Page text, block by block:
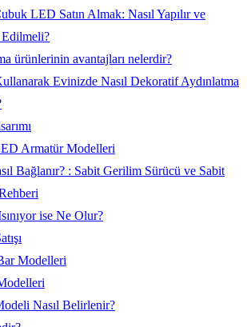
LED Satın Almak: Nasıl Yapılır ve
ürünlerinin avantajları nelerdir?
Evinizde Nasıl Dekoratif Aydınlatma
Armatür Modelleri
Bağlanır? : Sabit Gerilim Sürücü ve Sabit
ise Ne Olur?
Modelleri
Nasıl Belirlenir?